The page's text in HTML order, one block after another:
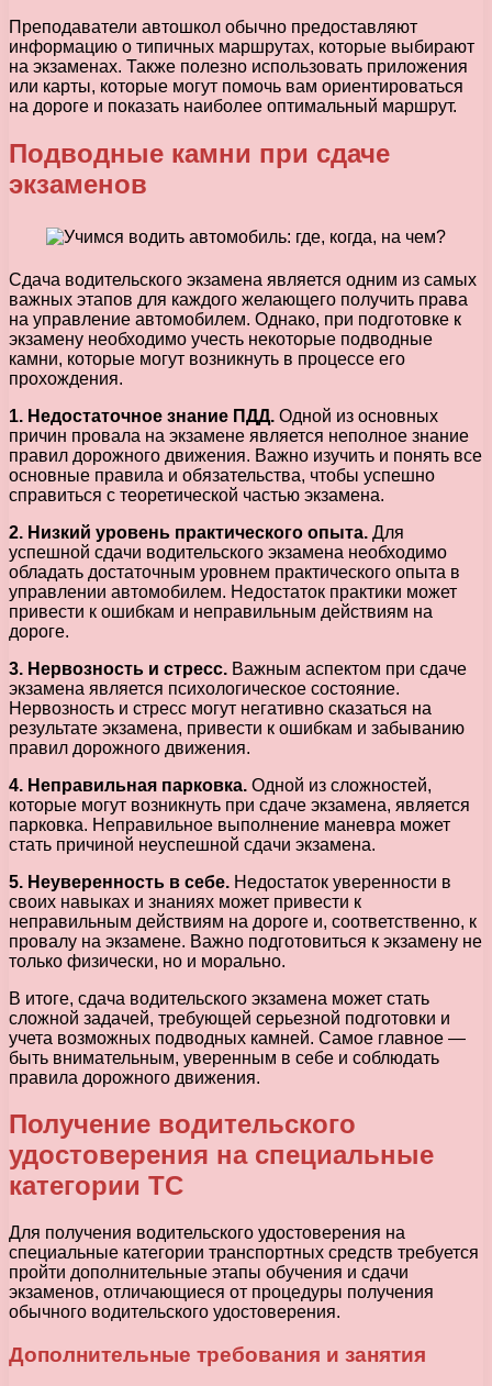
Преподаватели автошкол обычно предоставляют
информацию о типичных маршрутах, которые выбирают
на экзаменах. Также полезно использовать приложения
или карты, которые могут помочь вам ориентироваться
на дороге и показать наиболее оптимальный маршрут.
Подводные камни при сдаче
экзаменов
Сдача водительского экзамена является одним из самых
важных этапов для каждого желающего получить права
на управление автомобилем. Однако, при подготовке к
экзамену необходимо учесть некоторые подводные
камни, которые могут возникнуть в процессе его
прохождения.
1. Недостаточное знание ПДД. Одной из основных
причин провала на экзамене является неполное знание
правил дорожного движения. Важно изучить и понять все
основные правила и обязательства, чтобы успешно
справиться с теоретической частью экзамена.
2. Низкий уровень практического опыта. Для
успешной сдачи водительского экзамена необходимо
обладать достаточным уровнем практического опыта в
управлении автомобилем. Недостаток практики может
привести к ошибкам и неправильным действиям на
дороге.
3. Нервозность и стресс. Важным аспектом при сдаче
экзамена является психологическое состояние.
Нервозность и стресс могут негативно сказаться на
результате экзамена, привести к ошибкам и забыванию
правил дорожного движения.
4. Неправильная парковка. Одной из сложностей,
которые могут возникнуть при сдаче экзамена, является
парковка. Неправильное выполнение маневра может
стать причиной неуспешной сдачи экзамена.
5. Неуверенность в себе. Недостаток уверенности в
своих навыках и знаниях может привести к
неправильным действиям на дороге и, соответственно, к
провалу на экзамене. Важно подготовиться к экзамену не
только физически, но и морально.
В итоге, сдача водительского экзамена может стать
сложной задачей, требующей серьезной подготовки и
учета возможных подводных камней. Самое главное —
быть внимательным, уверенным в себе и соблюдать
правила дорожного движения.
Получение водительского
удостоверения на специальные
категории ТС
Для получения водительского удостоверения на
специальные категории транспортных средств требуется
пройти дополнительные этапы обучения и сдачи
экзаменов, отличающиеся от процедуры получения
обычного водительского удостоверения.
Дополнительные требования и занятия